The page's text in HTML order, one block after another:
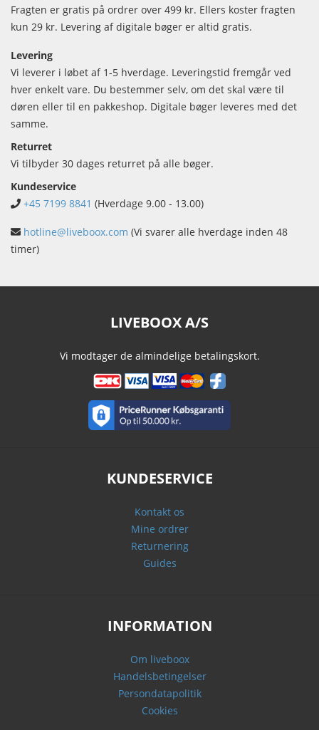
Fragten er gratis på ordrer over 499 kr. Ellers koster fragten
kun 29 kr. Levering af digitale bøger er altid gratis.
Levering
Vi leverer i løbet af 1-5 hverdage. Leveringstid fremgår ved
hver enkelt vare. Du bestemmer selv, om det skal være til
døren eller til en pakkeshop. Digitale bøger leveres med det
samme.
Returret
Vi tilbyder 30 dages returret på alle bøger.
Kundeservice
+45 7199 8841 (Hverdage 9.00 - 13.00)
hotline@liveboox.com (Vi svarer alle hverdage inden 48
timer)
LIVEBOOX A/S
Vi modtager de almindelige betalingskort.
KUNDESERVICE
Kontakt os
Mine ordrer
Returnering
Guides
INFORMATION
Om liveboox
Handelsbetingelser
Persondatapolitik
Cookies